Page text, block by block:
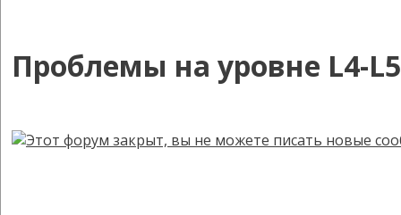
Проблемы на уровне L4-